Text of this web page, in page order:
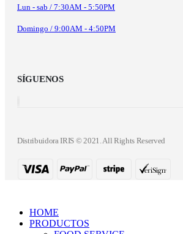
Lun - sab / 7:30AM - 5:50PM
Domingo / 9:00AM - 4:50PM
SÍGUENOS
Distribuidora IRIS © 2021. All Rights Reserved
HOME
PRODUCTOS